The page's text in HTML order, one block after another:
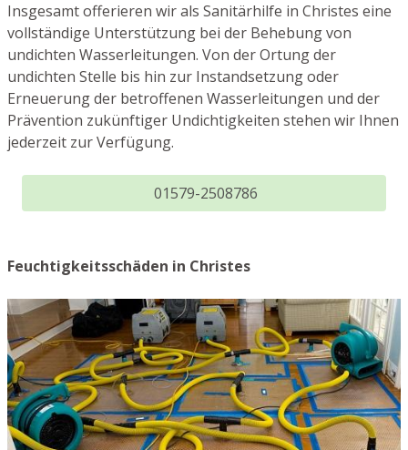
Insgesamt offerieren wir als Sanitärhilfe in Christes eine
vollständige Unterstützung bei der Behebung von
undichten Wasserleitungen. Von der Ortung der
undichten Stelle bis hin zur Instandsetzung oder
Erneuerung der betroffenen Wasserleitungen und der
Prävention zukünftiger Undichtigkeiten stehen wir Ihnen
jederzeit zur Verfügung.
01579-2508786
Feuchtigkeitsschäden in Christes